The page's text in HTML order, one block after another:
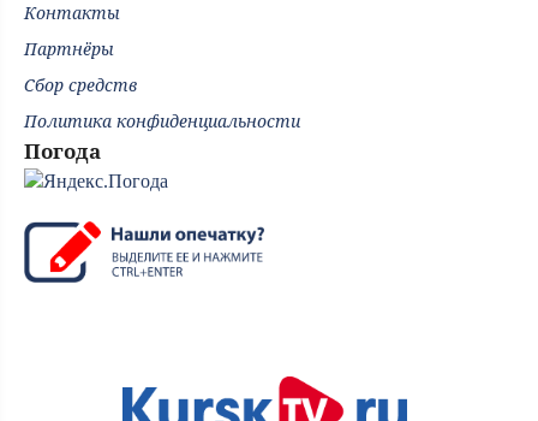
Контакты
Партнёры
Сбор средств
Политика конфиденциальности
Погода